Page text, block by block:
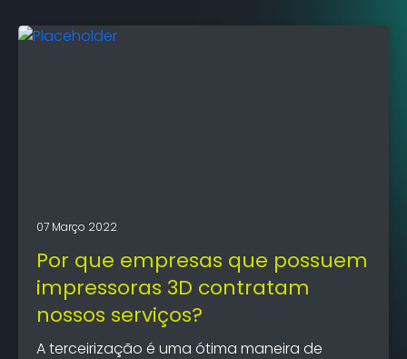
07 Março 2022
Por que empresas que possuem
impressoras 3D contratam
nossos serviços?
A terceirização é uma ótima maneira de